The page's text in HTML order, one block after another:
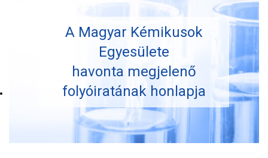
A Magyar Kémikusok
Egyesülete
havonta megjelenő
folyóiratának honlapja